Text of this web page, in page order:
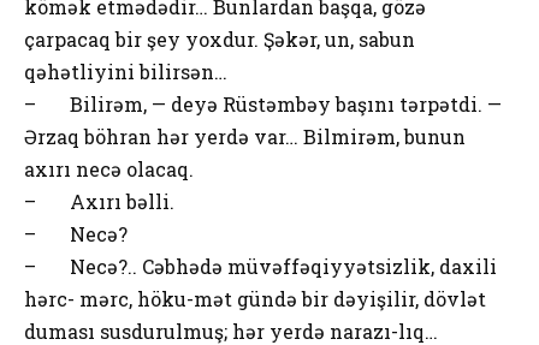
kömək etmədədir… Bunlardan başqa, gözə
çarpacaq bir şey yoxdur. Şəkər, un, sabun
qəhətliyini bilirsən…
– Bilirəm, — deyə Rüstəmbəy başını tərpətdi. —
Ərzaq böhran hər yerdə var… Bilmirəm, bunun
axırı necə olacaq.
– Axırı bəlli.
– Necə?
– Necə?.. Cəbhədə müvəffəqiyyətsizlik, daxili
hərc- mərc, höku-mət gündə bir dəyişilir, dövlət
duması susdurulmuş; hər yerdə narazı-lıq…